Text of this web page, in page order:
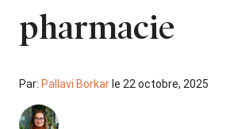
pharmacie
Par: Pallavi Borkar le 22 octobre, 2025